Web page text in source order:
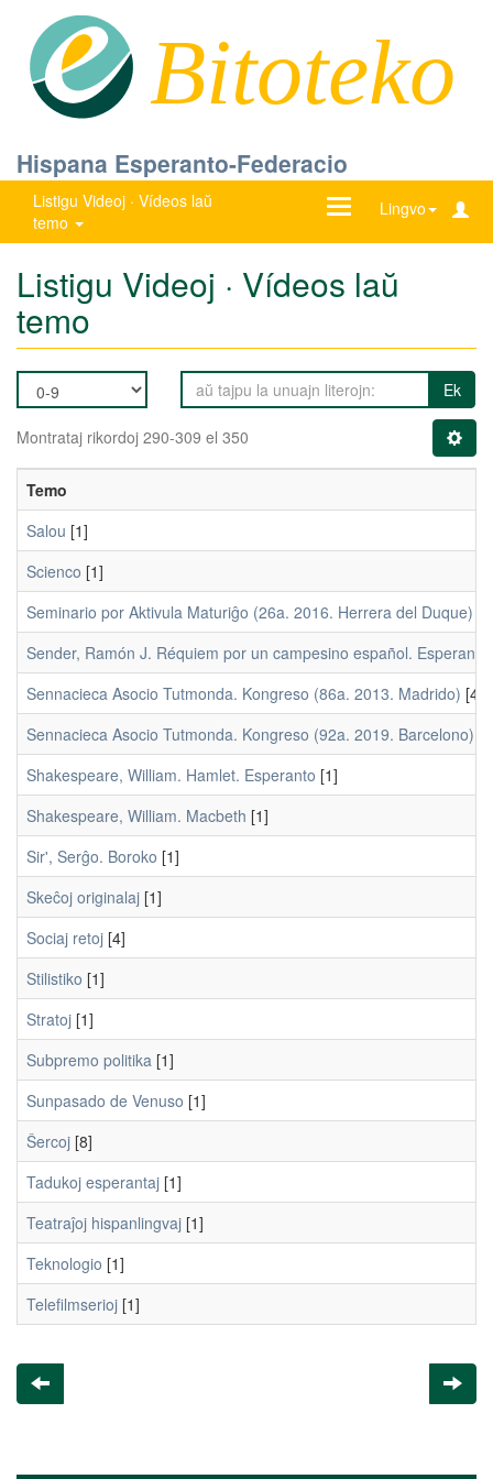
Bitoteko
Hispana Esperanto-Federacio
Listigu Videoj · Vídeos laŭ
temo
Lingvo
Ŝanĝu
Listigu Videoj · Vídeos laŭ
temo
Ek
Montrataj rikordoj 290-309 el 350
Temo
Salou [1]
Scienco [1]
Seminario por Aktivula Maturiĝo (26a. 2016. Herrera del Duque)
Sender, Ramón J. Réquiem por un campesino español. Esperanto
Sennacieca Asocio Tutmonda. Kongreso (86a. 2013. Madrido) [4]
Sennacieca Asocio Tutmonda. Kongreso (92a. 2019. Barcelono)
Shakespeare, William. Hamlet. Esperanto [1]
Shakespeare, William. Macbeth [1]
Sir', Serĝo. Boroko [1]
Skeĉoj originalaj [1]
Sociaj retoj [4]
Stilistiko [1]
Stratoj [1]
Subpremo politika [1]
Sunpasado de Venuso [1]
Ŝercoj [8]
Tadukoj esperantaj [1]
Teatraĵoj hispanlingvaj [1]
Teknologio [1]
Telefilmserioj [1]